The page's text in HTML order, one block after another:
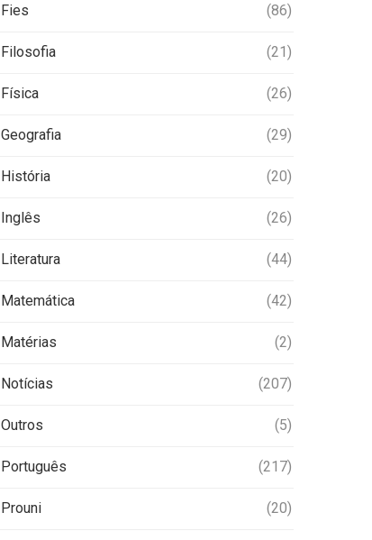
Fies (86)
Filosofia (21)
Física (26)
Geografia (29)
História (20)
Inglês (26)
Literatura (44)
Matemática (42)
Matérias (2)
Notícias (207)
Outros (5)
Português (217)
Prouni (20)